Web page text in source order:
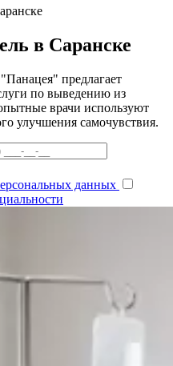
в Саранске
предлагает
по выведению из
врачи используют
улучшения самочувствия.
данных